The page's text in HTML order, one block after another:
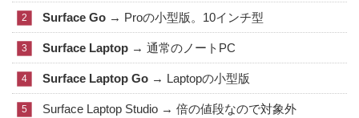
Surface Go→ Proの小型版。10インチ型
Surface Laptop→ 通常のノートPC
Surface Laptop Go→ Laptopの小型版
Surface Laptop Studio → 倍の値段なので対象外